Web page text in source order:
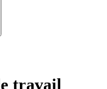
travail